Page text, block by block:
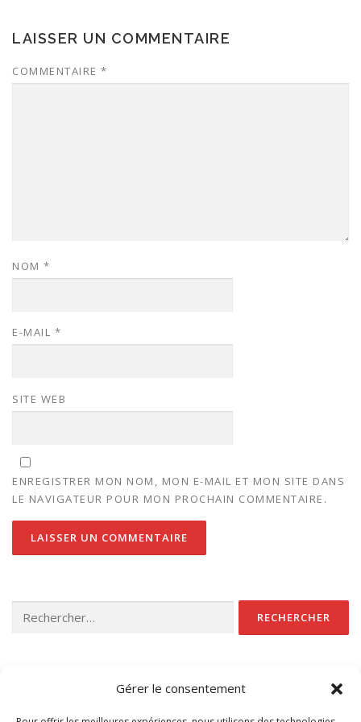
Gérer le consentement
LAISSER UN COMMENTAIRE
COMMENTAIRE *
NOM *
E-MAIL *
SITE WEB
ENREGISTRER MON NOM, MON E-MAIL ET MON SITE DANS
LE NAVIGATEUR POUR MON PROCHAIN COMMENTAIRE.